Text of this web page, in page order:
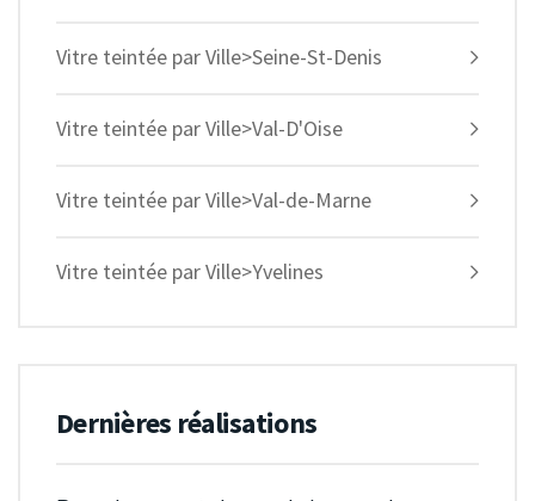
Vitre teintée par Ville>Seine-St-Denis
Vitre teintée par Ville>Val-D'Oise
Vitre teintée par Ville>Val-de-Marne
Vitre teintée par Ville>Yvelines
Dernières réalisations